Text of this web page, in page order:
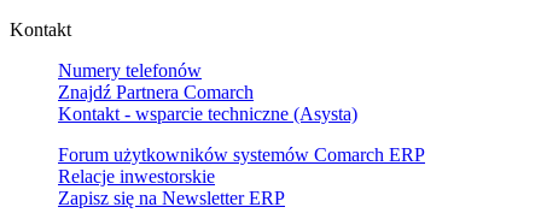
Kontakt
Numery telefonów
Znajdź Partnera Comarch
Kontakt - wsparcie techniczne (Asysta)
Forum użytkowników systemów Comarch ERP
Relacje inwestorskie
Zapisz się na Newsletter ERP